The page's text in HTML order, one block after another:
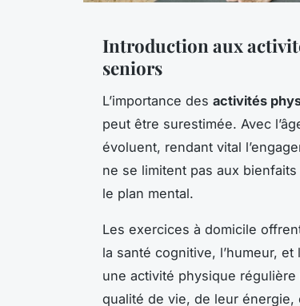
Introduction aux
seniors
L’importance des activités
peut être surestimée. Avec
évoluent, rendant vital
ne se limitent pas aux
le plan mental.
Les exercices à domicile
la santé cognitive, l’humeur,
une activité physique
qualité de vie, de leur